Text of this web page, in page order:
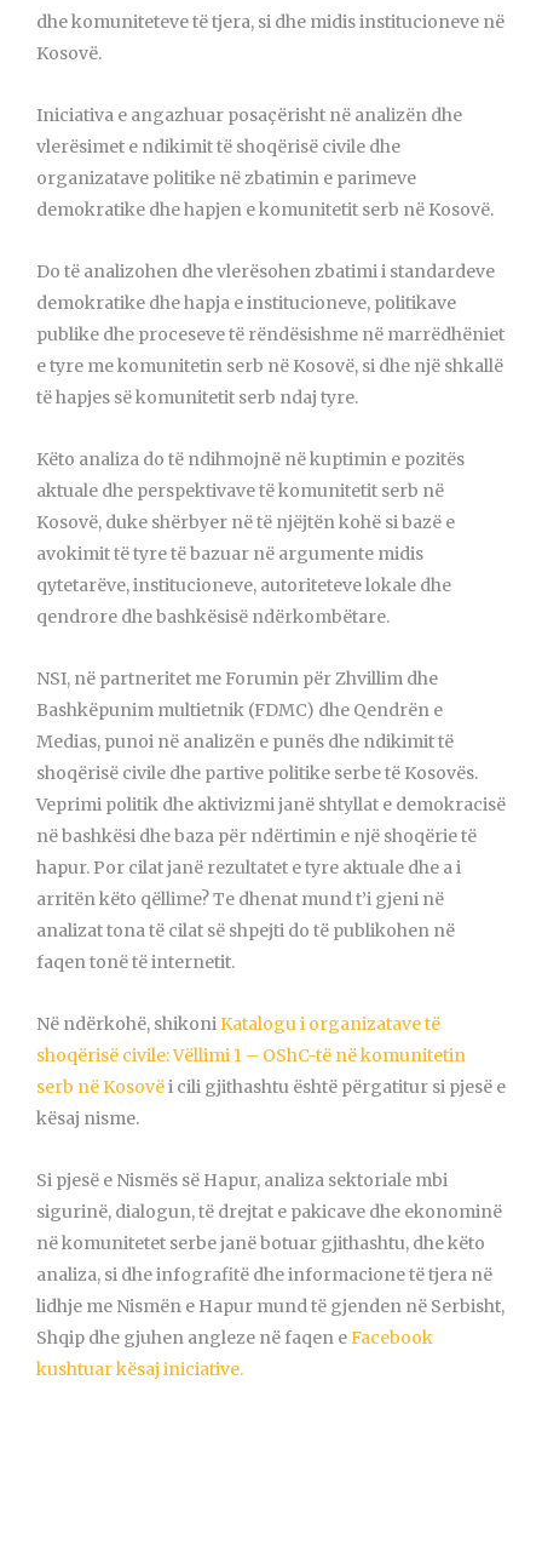
dhe komuniteteve të tjera, si dhe midis institucioneve në
Kosovë.
Iniciativa e angazhuar posaçërisht në analizën dhe
vlerësimet e ndikimit të shoqërisë civile dhe
organizatave politike në zbatimin e parimeve
demokratike dhe hapjen e komunitetit serb në Kosovë.
Do të analizohen dhe vlerësohen zbatimi i standardeve
demokratike dhe hapja e institucioneve, politikave
publike dhe proceseve të rëndësishme në marrëdhëniet
e tyre me komunitetin serb në Kosovë, si dhe një shkallë
të hapjes së komunitetit serb ndaj tyre.
Këto analiza do të ndihmojnë në kuptimin e pozitës
aktuale dhe perspektivave të komunitetit serb në
Kosovë, duke shërbyer në të njëjtën kohë si bazë e
avokimit të tyre të bazuar në argumente midis
qytetarëve, institucioneve, autoriteteve lokale dhe
qendrore dhe bashkësisë ndërkombëtare.
NSI, në partneritet me Forumin për Zhvillim dhe
Bashkëpunim multietnik (FDMC) dhe Qendrën e
Medias, punoi në analizën e punës dhe ndikimit të
shoqërisë civile dhe partive politike serbe të Kosovës.
Veprimi politik dhe aktivizmi janë shtyllat e demokracisë
në bashkësi dhe baza për ndërtimin e një shoqërie të
hapur. Por cilat janë rezultatet e tyre aktuale dhe a i
arritën këto qëllime? Te dhenat mund t’i gjeni në
analizat tona të cilat së shpejti do të publikohen në
faqen tonë të internetit.
Në ndërkohë, shikoniKatalogu i organizatave të
shoqërisë civile: Vëllimi 1 – OShC-të në komunitetin
serb në Kosovëi cili gjithashtu është përgatitur si pjesë e
kësaj nisme.
Si pjesë e Nismës së Hapur, analiza sektoriale mbi
sigurinë, dialogun, të drejtat e pakicave dhe ekonominë
në komunitetet serbe janë botuar gjithashtu, dhe këto
analiza, si dhe infografitë dhe informacione të tjera në
lidhje me Nismën e Hapur mund të gjenden në Serbisht,
Shqip dhe gjuhen angleze në faqen eFacebook
kushtuar kësaj iniciative.